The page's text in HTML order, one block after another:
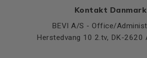
Kontakt Danmark
BEVI A/S - Office/
Herstedvang 10 2.tv, DK-2620